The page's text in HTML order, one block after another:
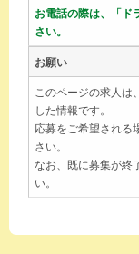
お電話の際は、「ド
さい。
お願い
このページの求人
した情報です。
応募をご希望される
さい。
なお、既に募集が終
い。